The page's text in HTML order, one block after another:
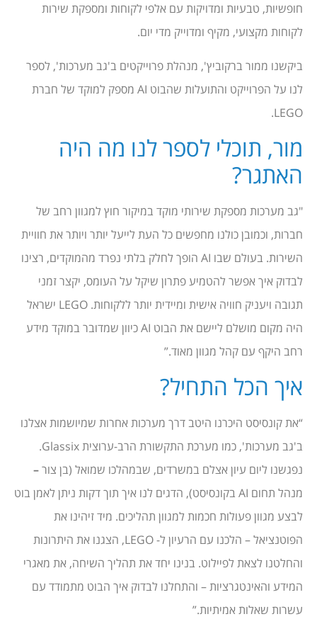
חופשיות, טבעיות ומדויקות עם אלפי לקוחות ומספקת שירות
לקוחות מקצועי, מקיף ומדוייק מדי יום.
ביקשנו ממור ברקוביץ', מנהלת פרוייקטים ב'גב מערכות', לספר
לנו על הפרוייקט והתועלות שהבוט AI מספק למוקד של חברת
LEGO.
מור, תוכלי לספר לנו מה היה
האתגר?
"גב מערכות מספקת שירותי מוקד במיקור חוץ למגוון רחב של
חברות, וכמובן כולנו מחפשים כל העת לייעל יותר ויותר את חוויית
השירות. בעולם שבו AI הופך לחלק בלתי נפרד מהמוקדים, רצינו
לבדוק איך אפשר להטמיע פתרון שיקל על העומס, יקצר זמני
תגובה ויעניק חוויה אישית ומיידית יותר ללקוחות. LEGO ישראל
היה מקום מושלם ליישם את הבוט AI כיוון שמדובר במוקד מידע
רחב היקף עם קהל מגוון מאוד.”
איך הכל התחיל?
“את קונסיסט היכרנו היטב דרך מערכות אחרות שמיושמות אצלנו
ב'גב מערכות', כמו מערכת התקשורת הרב-ערוצית Glassix.
נפגשנו ליום עיון אצלם במשרדים, שבמהלכו שמואל (בן צור–
מנהל תחום AI בקונסיסט), הדגים לנו איך תוך דקות ניתן לאמן בוט
לבצע מגוון פעולות חכמות למגוון תהליכים. מיד זיהינו את
הפוטנציאל – הלכנו עם הרעיון ל- LEGO, הצגנו את היתרונות
והחלטנו לצאת לפיילוט. בנינו יחד את תהליך השיחה, את מאגרי
המידע והאינטגרציות – והתחלנו לבדוק איך הבוט מתמודד עם
עשרות שאלות אמיתיות.”